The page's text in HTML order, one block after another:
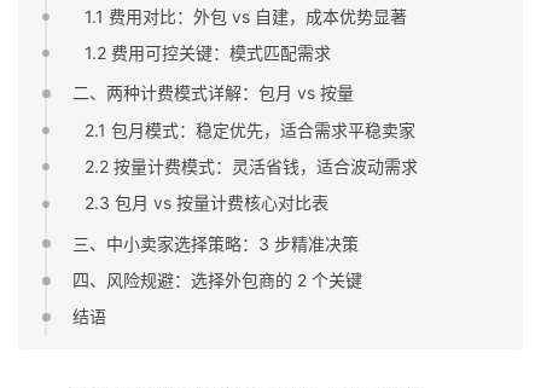
1.1 费用对比：外包 vs 自建，成本优势显著
1.2 费用可控关键：模式匹配需求
二、两种计费模式详解：包月 vs 按量
2.1 包月模式：稳定优先，适合需求平稳卖家
2.2 按量计费模式：灵活省钱，适合波动需求
2.3 包月 vs 按量计费核心对比表
三、中小卖家选择策略：3 步精准决策
四、风险规避：选择外包商的 2 个关键
结语